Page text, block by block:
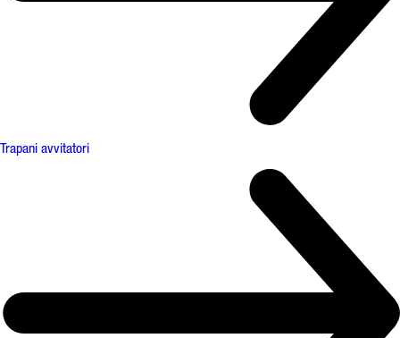
Trapani avvitatori